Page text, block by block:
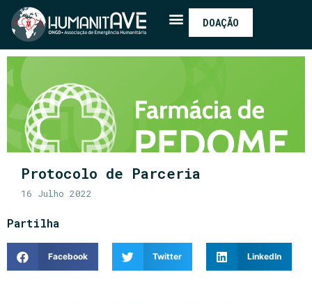
DOAÇÃO
Protocolo de Parceria
16 Julho 2022
Partilha
Facebook Twitter LinkedIn